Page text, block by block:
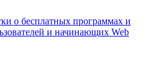
о бесплатных программах и
и начинающих Web